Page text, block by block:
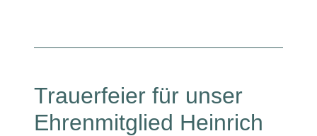
Trauerfeier für unser
Ehrenmitglied Heinrich